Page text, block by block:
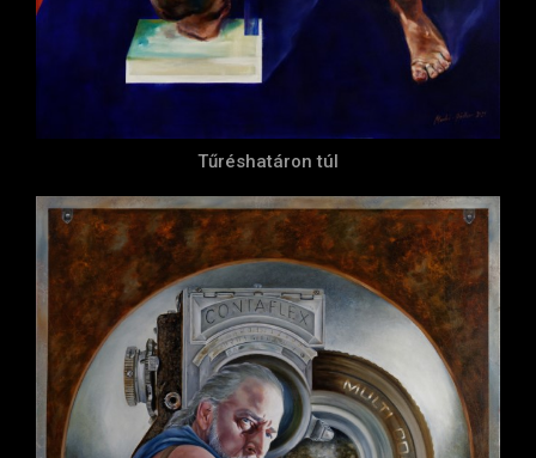
Tűréshatáron túl